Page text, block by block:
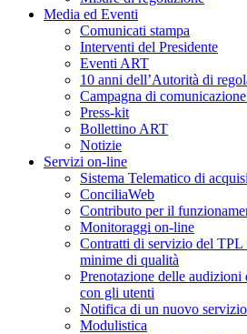
Media ed Eventi
Comunicati stampa
Interventi del Presidente
Eventi ART
10 anni dell’Autorità di
Campagna di
Press-kit
Bollettino ART
Notizie
Servizi on-line
Sistema Telematico di
ConciliaWeb
Contributo per il
Monitoraggi on-line
Contratti di servizio del
minime di qualità
Prenotazione delle audizioni
con gli utenti
Notifica di un nuovo
Modulistica